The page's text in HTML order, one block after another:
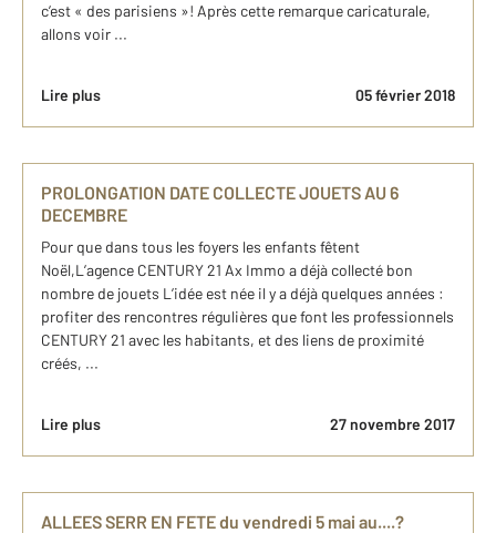
c’est « des parisiens »! Après cette remarque caricaturale,
allons voir ...
Lire plus 05 février 2018
PROLONGATION DATE COLLECTE JOUETS AU 6
DECEMBRE
Pour que dans tous les foyers les enfants fêtent
Noël,L’agence CENTURY 21 Ax Immo a déjà collecté bon
nombre de jouets L’idée est née il y a déjà quelques années :
profiter des rencontres régulières que font les professionnels
CENTURY 21 avec les habitants, et des liens de proximité
créés, ...
Lire plus 27 novembre 2017
ALLEES SERR EN FETE du vendredi 5 mai au....?